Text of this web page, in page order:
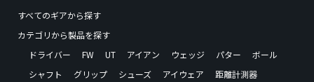
すべてのギアから探す
カテゴリから製品を探す
ドライバー
FW UT アイアン ウェッジ パター
ボール
シャフト
グリップ シューズ アイウェア
距離計測器